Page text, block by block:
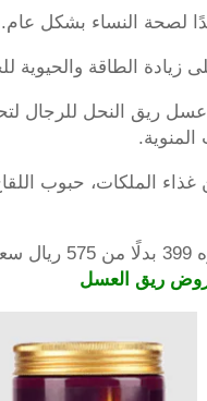
لصحة النساء بشكل عام.
زيادة الطاقة والحيوية
ريق النحل للرجال
المنوية.
الملكات، حبوب
يبلغ سعره 399
ريق العسل